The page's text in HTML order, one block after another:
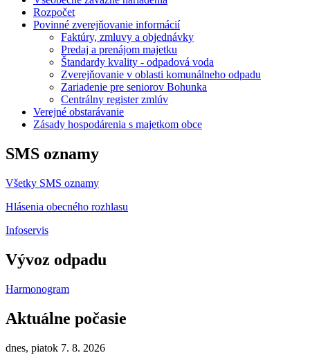
Rozpočet
Povinné zverejňovanie informácií
Faktúry, zmluvy a objednávky
Predaj a prenájom majetku
Štandardy kvality - odpadová voda
Zverejňovanie v oblasti komunálneho odpadu
Zariadenie pre seniorov Bohunka
Centrálny register zmlúv
Verejné obstarávanie
Zásady hospodárenia s majetkom obce
SMS oznamy
Všetky SMS oznamy
Hlásenia obecného rozhlasu
Infoservis
Vývoz odpadu
Harmonogram
Aktuálne počasie
dnes, piatok 7. 8. 2026